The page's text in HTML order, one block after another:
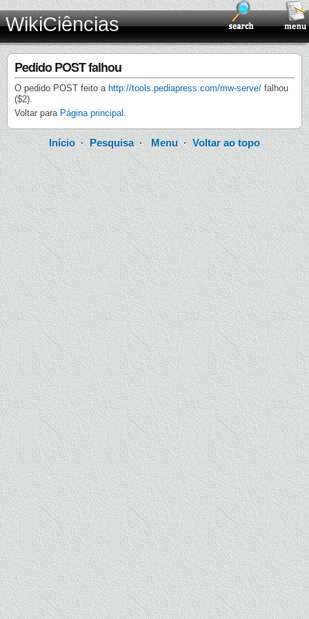
WikiCiências
Pedido POST falhou
O pedido POST feito a http://tools.pediapress.com/mw-serve/ falhou
($2).
Voltar para Página principal .
Início·Pesquisa· Menu· Voltar ao topo